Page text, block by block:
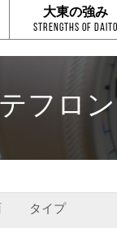
0.1
0.2
0.3
0.4
0.5
0.8
0.9
大東の強み
Strengths of Daito
フロ
タイプ